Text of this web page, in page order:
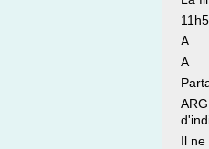
A
A
Il ne